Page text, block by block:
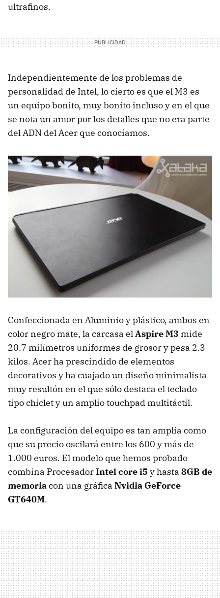
ultrafinos.
Independientemente de los problemas de
personalidad de Intel, lo cierto es que el M3 es
un equipo bonito, muy bonito incluso y en el que
se nota un amor por los detalles que no era parte
del ADN del Acer que conocíamos.
Confeccionada en Aluminio y plástico, ambos en
color negro mate, la carcasa elAspire M3 mide
20.7 milímetros uniformes de grosor y pesa 2.3
kilos. Acer ha prescindido de elementos
decorativos y ha cuajado un diseño minimalista
muy resultón en el que sólo destaca el teclado
tipo chiclet y un amplio touchpad multitáctil.
La configuración del equipo es tan amplia como
que su precio oscilará entre los 600 y más de
1.000 euros. El modelo que hemos probado
combina ProcesadorIntel core i5 y hasta 8GB de
memoriacon una gráfica Nvidia GeForce
GT640M.